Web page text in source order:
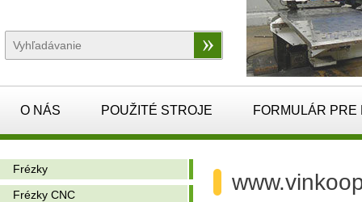
O NÁS POUŽITÉ STROJE FORMULÁR
Frézky
Frézky CNC